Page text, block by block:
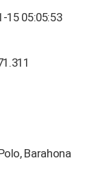
15 05:05:53
Barahona